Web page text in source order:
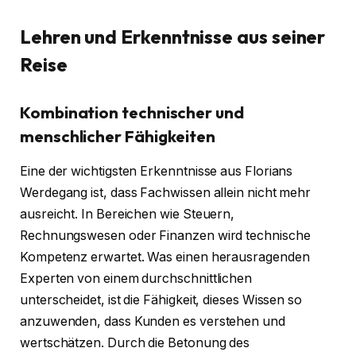
Lehren und Erkenntnisse aus seiner
Reise
Kombination technischer und
menschlicher Fähigkeiten
Eine der wichtigsten Erkenntnisse aus Florians
Werdegang ist, dass Fachwissen allein nicht mehr
ausreicht. In Bereichen wie Steuern,
Rechnungswesen oder Finanzen wird technische
Kompetenz erwartet. Was einen herausragenden
Experten von einem durchschnittlichen
unterscheidet, ist die Fähigkeit, dieses Wissen so
anzuwenden, dass Kunden es verstehen und
wertschätzen. Durch die Betonung des